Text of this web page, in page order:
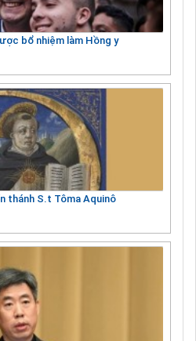
bổ nhiệm làm Hồng y
thánh S.t Tôma Aquinô